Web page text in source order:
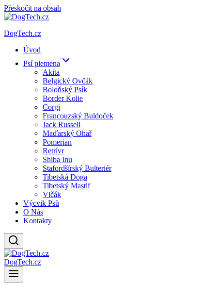
Přeskočit na obsah
DogTech.cz
Úvod
Psí plemena
Akita
Belgický Ovčák
Boloňský Psík
Border Kolie
Corgi
Francouzský Buldoček
Jack Russell
Maďarský Ohař
Pomerian
Retrívr
Shiba Inu
Stafordšírský Bulteriér
Tibetská Doga
Tibetský Mastif
Vlčák
Výcvik Psů
O Nás
Kontakty
DogTech.cz